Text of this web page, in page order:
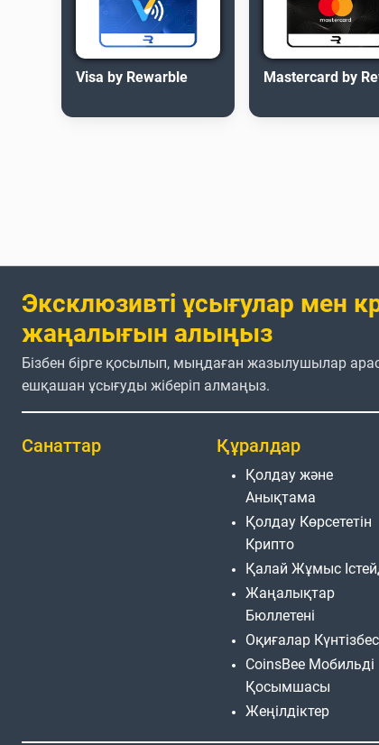
Visa by Rewarble Mastercard by
Эксклюзивті ұсығулар мен
жаңалығын алыңыз
Бізбен бірге қосылып, мыңдаған жазылушылар
ешқашан ұсығуды жіберіп алмаңыз.
Санаттар Құралдар
Қолдау және
Анықтама
Қолдау Көрсететін
Крипто
Қалай Жұмыс
Жаңалықтар
Бюллетені
Оқиғалар
CoinsBee Мобильді
Қосымшасы
Жеңілдіктер